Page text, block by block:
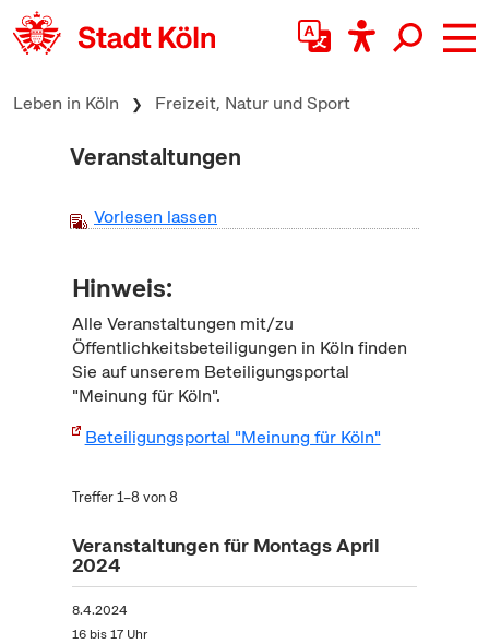
zum Inhalt springen
Leben in Köln Freizeit, Natur und Sport
Veranstaltungen
Vorlesen lassen
Hinweis:
Alle Veranstaltungen mit/zu
Öffentlichkeitsbeteiligungen in Köln finden
Sie auf unserem Beteiligungsportal
"Meinung für Köln".
Beteiligungsportal "Meinung für Köln"
Treffer 1–8 von 8
Veranstaltungen für Montags April
2024
8.4.2024
16 bis 17 Uhr